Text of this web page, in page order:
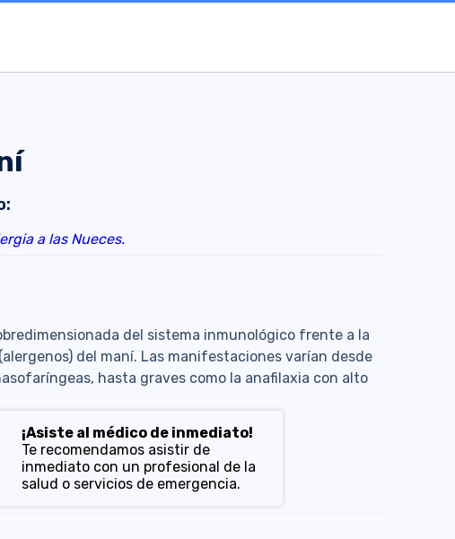
a las Nueces.
del sistema inmunológico frente a la
del maní. Las manifestaciones varían desde
hasta graves como la anafilaxia con alto
¡Asiste al médico de inmediato!
Te recomendamos asistir de
inmediato con un profesional de la
salud o servicios de emergencia.